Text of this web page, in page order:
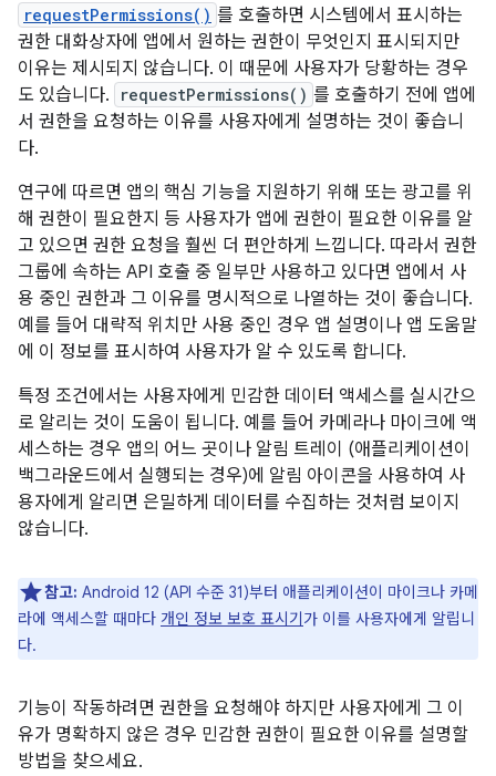
requestPermissions() 를 호출하면 시스템에서 표시하는
권한 대화상자에 앱에서 원하는 권한이 무엇인지 표시되지만
이유는 제시되지 않습니다. 이 때문에 사용자가 당황하는 경우
도 있습니다.
requestPermissions() 를 호출하기 전에 앱에
서 권한을 요청하는 이유를 사용자에게 설명하는 것이 좋습니
다.
연구에 따르면 앱의 핵심 기능을 지원하기 위해 또는 광고를 위
해 권한이 필요한지 등 사용자가 앱에 권한이 필요한 이유를 알
고 있으면 권한 요청을 훨씬 더 편안하게 느낍니다. 따라서 권한
그룹에 속하는 API 호출 중 일부만 사용하고 있다면 앱에서 사
용 중인 권한과 그 이유를 명시적으로 나열하는 것이 좋습니다.
예를 들어 대략적 위치만 사용 중인 경우 앱 설명이나 앱 도움말
에 이 정보를 표시하여 사용자가 알 수 있도록 합니다.
특정 조건에서는 사용자에게 민감한 데이터 액세스를 실시간으
로 알리는 것이 도움이 됩니다. 예를 들어 카메라나 마이크에 액
세스하는 경우 앱의 어느 곳이나 알림 트레이 (애플리케이션이
백그라운드에서 실행되는 경우)에 알림 아이콘을 사용하여 사
용자에게 알리면 은밀하게 데이터를 수집하는 것처럼 보이지
않습니다.
참고: Android 12 (API 수준 31)부터 애플리케이션이 마이크나 카메
라에 액세스할 때마다 개인 정보 보호 표시기 가 이를 사용자에게 알립니
다.
기능이 작동하려면 권한을 요청해야 하지만 사용자에게 그 이
유가 명확하지 않은 경우 민감한 권한이 필요한 이유를 설명할
방법을 찾으세요.